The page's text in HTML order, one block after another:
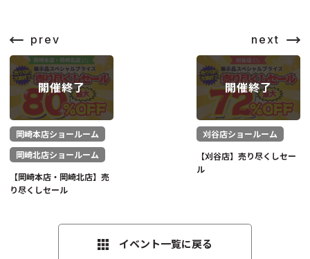
prev
岡崎本店ショールーム
岡崎北店ショールーム
【岡崎本店・岡崎北店】売
り尽くしセール
next
刈谷店ショールーム
【刈谷店】売り尽くしセー
ル
イベント一覧に戻る